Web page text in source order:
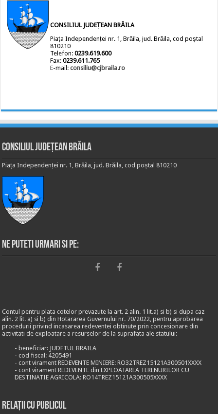
CONSILIUL JUDEȚEAN BRĂILA
Piața Independenței nr. 1, Brăila, jud. Brăila, cod poștal
810210
Telefon:0239.619.600
Fax:0239.611.765
E-mail:consiliu@cjbraila.ro
Consiliul Județean Brăila
Piața Independenței nr. 1, Brăila, jud. Brăila, cod poștal 810210
Ne puteti urmari si pe:
Contul pentru plata cotelor prevazute la art. 2 alin. 1 lit.a) si b) si dupa caz
alin. 2 lit. a) si b) din Hotararea Guvernului nr. 70/2022, pentru aprobarea
procedurii privind incasarea redeventei obtinute prin concesionare din
activitati de exploatare a resurselor de la suprafata ale statului:
- beneficiar: JUDETUL BRAILA
- cod fiscal: 4205491
- cont virament REDEVENTE MINIERE: RO32TREZ15121A300501XXXX
- cont virament REDEVENTE din EXPLOATAREA TERENURILOR CU
DESTINATIE AGRICOLA: RO14TREZ15121A300505XXXX
Relații cu publicul